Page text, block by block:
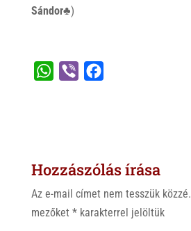
Sándor♣)
A
p
o
k
Hozzászólás írása
Az e-mail címet nem tesszük közzé.
mezőket *karakterrel jelöltük